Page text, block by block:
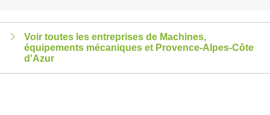
Voir toutes les entreprises de Machines,
équipements mécaniques et Provence-Alpes-Côte
d'Azur